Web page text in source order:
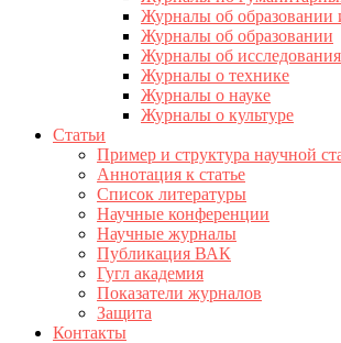
Журналы об образовании
Журналы об образовании
Журналы об
Журналы о технике
Журналы о науке
Журналы о культуре
Статьи
Пример и структура научной
Аннотация к статье
Список литературы
Научные конференции
Научные журналы
Публикация ВАК
Гугл академия
Показатели журналов
Защита
Контакты